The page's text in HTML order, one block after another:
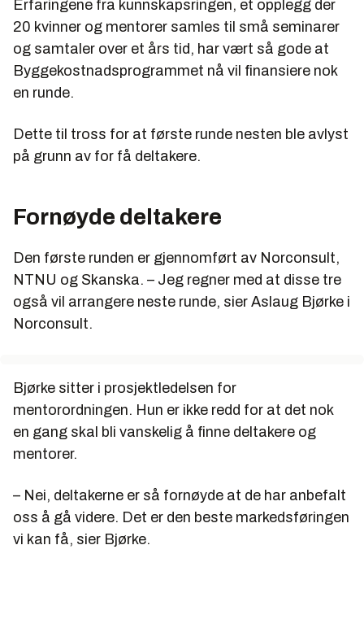
Erfaringene fra kunnskapsringen, et opplegg der
20 kvinner og mentorer samles til små seminarer
og samtaler over et års tid, har vært så gode at
Byggekostnadsprogrammet nå vil finansiere nok
en runde.
Dette til tross for at første runde nesten ble avlyst
på grunn av for få deltakere.
Fornøyde deltakere
Den første runden er gjennomført av Norconsult,
NTNU og Skanska. – Jeg regner med at disse tre
også vil arrangere neste runde, sier Aslaug Bjørke i
Norconsult.
Bjørke sitter i prosjektledelsen for
mentorordningen. Hun er ikke redd for at det nok
en gang skal bli vanskelig å finne deltakere og
mentorer.
– Nei, deltakerne er så fornøyde at de har anbefalt
oss å gå videre. Det er den beste markedsføringen
vi kan få, sier Bjørke.